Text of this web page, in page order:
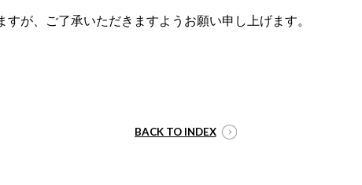
すが、ご了承いただきますようお願い申し上げます。
BACK TO INDEX